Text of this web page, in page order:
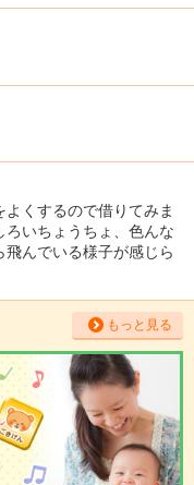
くするので借りてみま
ろいちょうちょ、色んな
んでいる様子が感じら
もっと見る